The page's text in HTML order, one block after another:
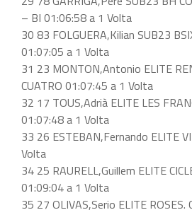
– BI 01:06:58 a 1 Volta
30 83 FOLGUERA,Kilian SUB23
01:07:05 a 1 Volta
31 23 MONTON,Antonio ELITE
CUATRO 01:07:45 a 1 Volta
32 17 TOUS,Adrià ELITE LES
01:07:48 a 1 Volta
33 26 ESTEBAN,Fernando ELITE
Volta
34 25 RAURELL,Guillem ELITE
01:09:04 a 1 Volta
35 27 OLIVAS,Serio ELITE ROSES.